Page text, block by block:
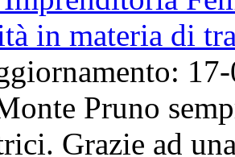
in materia di
Pruno
Grazie ad